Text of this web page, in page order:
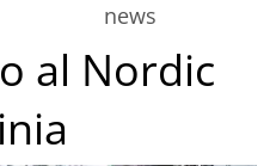
news
al Nordic